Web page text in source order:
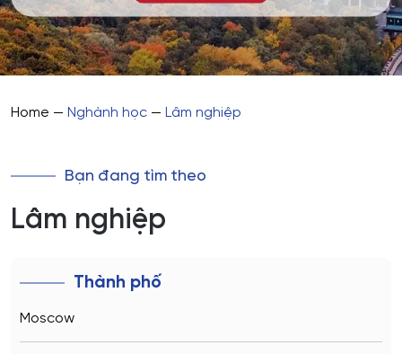
Home — Nghành học — Lâm nghiệp
Bạn đang tìm theo
Lâm nghiệp
Thành phố
Moscow